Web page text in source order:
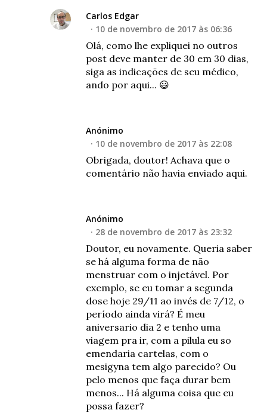
Carlos Edgar
10 de novembro de 2017 às 06:36
Olá, como lhe expliquei no outros
post deve manter de 30 em 30 dias,
siga as indicações de seu médico,
ando por aqui... 😃
Anónimo
10 de novembro de 2017 às 22:08
Obrigada, doutor! Achava que o
comentário não havia enviado aqui.
Anónimo
28 de novembro de 2017 às 23:32
Doutor, eu novamente. Queria saber
se há alguma forma de não
menstruar com o injetável. Por
exemplo, se eu tomar a segunda
dose hoje 29/11 ao invés de 7/12, o
período ainda virá? É meu
aniversario dia 2 e tenho uma
viagem pra ir, com a pilula eu so
emendaria cartelas, com o
mesigyna tem algo parecido? Ou
pelo menos que faça durar bem
menos... Há alguma coisa que eu
possa fazer?